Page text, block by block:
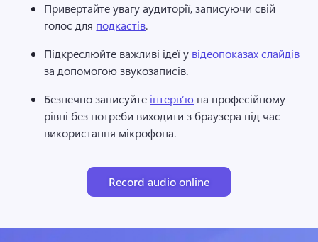
Привертайте увагу аудиторії, записуючи свій
голос для подкастів.
Підкреслюйте важливі ідеї у відеопоказах слайдів
за допомогою звукозаписів.
Безпечно записуйте інтерв’ю на професійному
рівні без потреби виходити з браузера під час
використання мікрофона.
Record audio online